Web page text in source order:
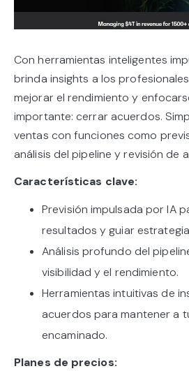
Con herramientas inteligentes
brinda insights a los
mejorar el rendimiento y
importante: cerrar acuerdos.
ventas con funciones como
análisis del pipeline y revisión de
Características clave:
Previsión impulsada por IA
resultados y guiar
Análisis profundo del
visibilidad y el rendimiento.
Herramientas intuitivas de
acuerdos para mantener a
encaminado.
Planes de precios: